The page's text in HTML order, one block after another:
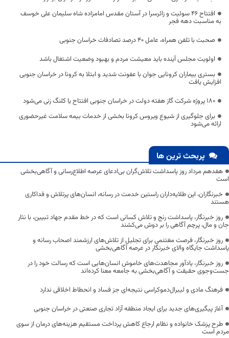
افتتاح ۴۶ سوئیت و زائرسرا در آستان مقدس امامزاده شاه سلیمان علی خوسف
به مناسبت دهه فجر
صحبت با تلفن همراه، عامل ۴۰ درصد تصادفات خراسان جنوبی
اولویت مجلس آینده باید معیشت مردم و بهبود وضعیت اشتغال باشد
بستری بیماران کرونایی جوان با عفونت شدید و ابتلا به کرونا در خراسان جنوبی
افزایش یافت
۱۸۰ پروژه شرکت گاز هفته دولت در خراسان جنوبی افتتاح یا کلنگ زنی می‌شود
برای جلوگیری از شیوع ویروس کرونا بخشی از خدمات بیمه سلامت غیرحضوری
ارائه می‌شود
پربحث ترین ها
هفدهم مرداد روز پاسداشت تلاش‌گران بی‌ادعای عرصه اطلاع‌رسانی و آگاهی‌بخشی
است
خبرنگاران، این طلایه‌داران راستین خدمت در رسانه، انسان‌های پرتلاش و فداکاری
هستند
روز خبرنگار، پاسداشت رنج و تلاش کسانی است که در خط مقدم جهاد تبیین، با نثار
جان و مال، پرچم آگاهی را بر دوش می‌کشند
روز خبرنگار، فرصت مغتنمی برای تجلیل از تلاش‌های ارزشمند اصحاب رسانه و
پاسداشت جایگاه والای خبرنگار در عرصه آگاهی‌بخشی
روز خبرنگار، یادآور مجاهدت‌های خاموش انسان‌هایی است که رسالت خود را در
جست‌وجوی حقیقت و آگاهی‌بخشی به جامعه معنا کرده‌اند
فرهنگ مادی و لیبرال‌دموکراسی نتیجه‌ای جز فساد و انحطاط اخلاقی ندارد
آغاز پیگیری‌های جدید برای ایجاد منطقه آزاد تجاری صنعتی در خراسان جنوبی
طرح پزشک خانواده و نظام ارجاع کاهش پرداخت مستقیم هزینه‌های درمان از سوی
مردم است